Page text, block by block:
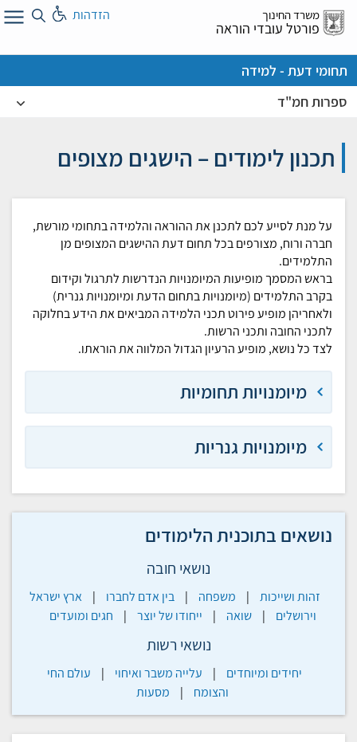
דלג
אל
משרד החינוך
פורטל עובדי הוראה
הזדהות
תחומי דעת - למידה
ספרות חמ"ד
תכנון לימודים – הישגים מצופים
על מנת לסייע לכם לתכנן את ההוראה והלמידה בתחומי מורשת,
חברה ורוח, מצורפים בכל תחום דעת ההישגים המצופים מן
התלמידים.
בראש המסמך מופיעות המיומנויות הנדרשות לתרגול וקידום
בקרב התלמידים (מיומנויות בתחום הדעת ומיומנויות גנרית)
ולאחריהן מופיע פירוט תכני הלמידה המביאים את הידע בחלוקה
לתכני החובה ותכני הרשות.
לצד כל נושא, מופיע הרעיון הגדול המלווה את הוראתו.
מיומנויות תחומיות
מיומנויות גנריות
נושאים בתוכנית הלימודים
נושאי חובה
זהות ושייכות | משפחה | בין אדם לחברו |
ארץ ישראל
וירושלים
| שואה | ייחודו של יוצר | חגים ומועדים
נושאי רשות
יחידים ומיוחדים | עלייה משבר ואיחוי |
עולם החי
והצומח
| מסעות